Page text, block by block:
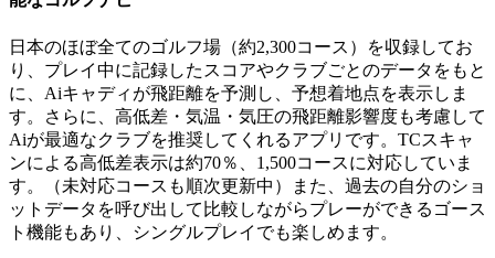
日本のほぼ全てのゴルフ場（約2,300コース）を収録してお
り、プレイ中に記録したスコアやクラブごとのデータをもと
に、Aiキャディが飛距離を予測し、予想着地点を表示しま
す。さらに、高低差・気温・気圧の飛距離影響度も考慮して
Aiが最適なクラブを推奨してくれるアプリです。TCスキャ
ンによる高低差表示は約70％、1,500コースに対応していま
す。（未対応コースも順次更新中）また、過去の自分のショ
ットデータを呼び出して比較しながらプレーができるゴース
ト機能もあり、シングルプレイでも楽しめます。